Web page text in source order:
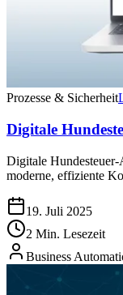
Prozesse & Sicherheit
Digitale
Digitale
moderne, effiziente
19. Juli 2025
2 Min. Lesezeit
Business